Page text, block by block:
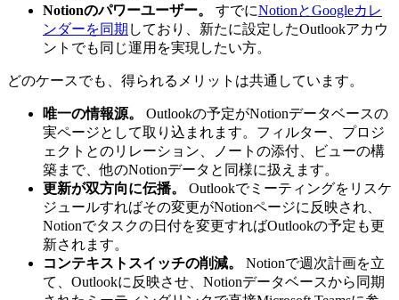
Notionのパワーユーザー。
すでにNotionとGoogleカレ
ンダーを同期 しており、新たに設定したOutlookアカウ
ントでも同じ運用を実現したい方。
どのケースでも、得られるメリットは共通しています。
唯一の情報源。
Outlookの予定がNotionデータベースの
実ページとして取り込まれます。フィルター、プロジ
ェクトとのリレーション、ノートの添付、ビューの構
築まで、他のNotionデータと同様に扱えます。
更新が双方向に伝播。
Outlookでミーティングをリスケ
ジュールすればその変更がNotionページに反映され、
Notionでタスクの日付を変更すればOutlookの予定も更
新されます。
コンテキストスイッチの削減。
Notionで週次計画を立
て、Outlookに反映させ、Notionデータベースから同期